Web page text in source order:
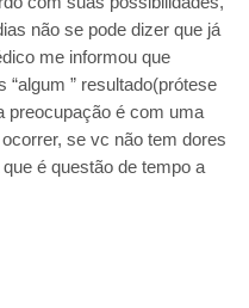
não se pode dizer que já
me informou que
” resultado(prótese
preocupação é com uma
se vc não tem dores
é questão de tempo a